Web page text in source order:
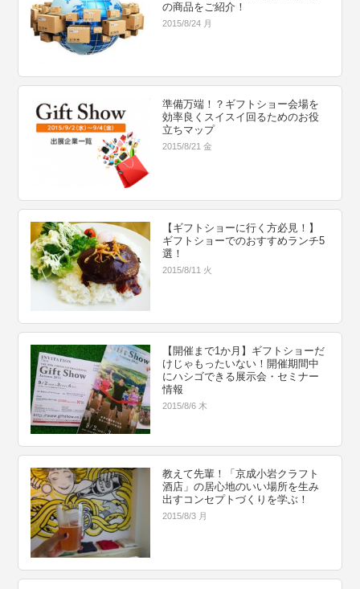
の商品をご紹介！
2015/8/24 月
準備万端！？ギフトショー会場を
効率良くスイスイ回るためのお役
立ちマップ
2015/8/21 金
【ギフトショーに行く方必見！】
ギフトショーでのおすすめランチ5
選！
2015/8/11 火
【開催まで1か月】ギフトショーだ
けじゃもったいない！開催期間中
にハシゴできる展示会・セミナー
情報
2015/8/6 木
教えて先輩！「京成小岩クラフト
酒店」の居心地のいい場所を生み
出すコンセプトづくりを学ぶ！
2015/8/3 月